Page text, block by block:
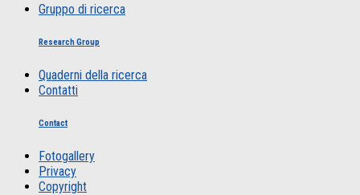
Gruppo di ricerca
Research Group
Quaderni della ricerca
Contatti
Contact
Fotogallery
Privacy
Copyright